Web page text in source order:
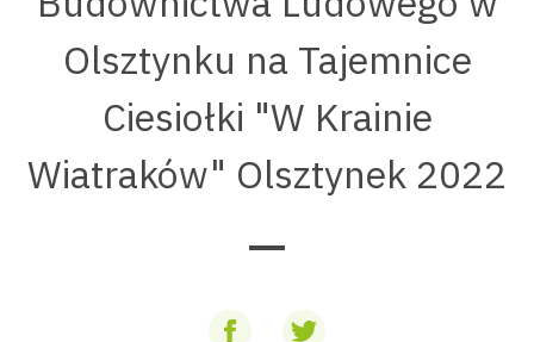
Olsztynku na Tajemnice
Ciesiołki "W Krainie
Wiatraków" Olsztynek 2022